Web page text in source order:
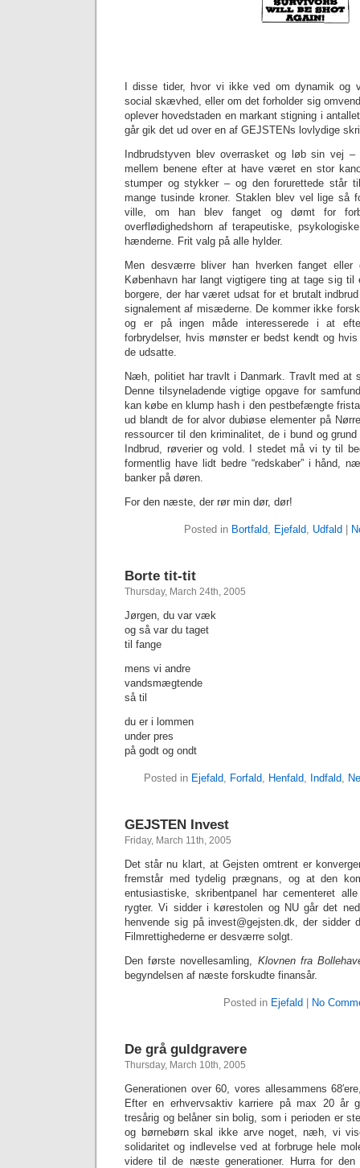
I disse tider, hvor vi ikke ved om dynamik og
social skævhed, eller om det forholder sig
oplever hovedstaden en markant stigning i
går gik det ud over en af GEJSTENs lovlydige
Indbrudstyven blev overrasket og løb sin vej
mellem benene efter at have været en stor
stumper og stykker – og den forurettede står
mange tusinde kroner. Staklen blev vel lige så
ville, om han blev fanget og dømt for
overflødighedshorn af terapeutiske,
hænderne. Frit valg på alle hylder.
Men desværre bliver han hverken fanget eller
København har langt vigtigere ting at tage sig
borgere, der har været udsat for et brutalt
signalement af misæderne. De kommer ikke
og er på ingen måde interesserede i at
forbrydelser, hvis mønster er bedst kendt og
de udsatte.
Næh, politiet har travlt i Danmark. Travlt med at
Denne tilsyneladende vigtige opgave for
kan købe en klump hash i den pestbefængte
ud blandt de for alvor dubiøse elementer på
ressourcer til den kriminalitet, de i bund og
Indbrud, røverier og vold. I stedet må vi ty til
formentlig have lidt bedre “redskaber” i hånd,
banker på døren.
For den næste, der rør min dør, dør!
Posted in Bortfald, Ejefald, Udfald
Borte tit-tit
Thursday, March 24th, 2005
Jørgen, du var væk
og så var du taget
til fange
mens vi andre
vandsmægtende
så til
du er i lommen
under pres
på godt og ondt
Posted in Ejefald, Forfald, Henfald, Indfald,
GEJSTEN Invest
Friday, March 11th, 2005
Det står nu klart, at Gejsten omtrent er
fremstår med tydelig prægnans, og at den
entusiastiske, skribentpanel har cementeret
rygter. Vi sidder i kørestolen og NU går det
henvende sig på invest@gejsten.dk, der sidder
Filmrettighederne er desværre solgt.
Den første novellesamling, Klovnen fra
begyndelsen af næste forskudte finansår.
Posted in Ejefald No
De grå guldgravere
Thursday, March 10th, 2005
Generationen over 60, vores allesammens
Efter en erhvervsaktiv karriere på max 20 år
tresårig og belåner sin bolig, som i perioden er
og børnebørn skal ikke arve noget, næh, vi
solidaritet og indlevelse ved at forbruge hele
videre til de næste generationer. Hurra for den